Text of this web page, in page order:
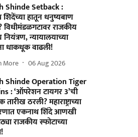
Shinde Setback :
हातून धनुष्यबाण
विधीमंडळगटावर राजकीय
नियंत्रण, न्यायालयाच्या
धाकधूक वाढली!
More 06 Aug 2026
Shinde Operation Tiger
: ‘ऑपरेशन टायगर 3’ची
तारीख ठरली? महाराष्ट्राच्या
एकनाथ शिंदे आणखी
राजकीय स्फोटाच्या